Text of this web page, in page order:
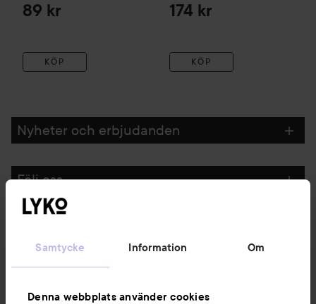
Samtycke Information Om
Denna webbplats använder cookies
89 kr
KÖP
174 kr
KÖP
Nyheter och erbjudanden
Följ oss